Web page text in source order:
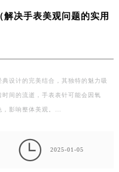
决手表美观问题的实用
设计的完美结合，其独特的魅力吸
间的流逝，手表表针可能会因氧
影响整体美观。…
 2025-01-05